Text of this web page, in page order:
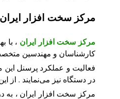
مرکز سخت افزار ایران
مرکز سخت افزار ایران ، با
کارشناسان و مهندسین
فعالیت و عملکرد پرسنل این
در دستگاه نیز می‌نمایند . از
مرکز سخت افزار ایران ،